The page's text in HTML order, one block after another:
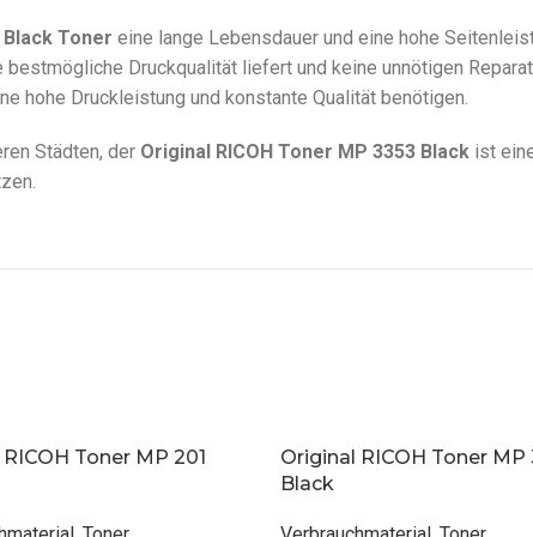
Black Toner eine lange Lebensdauer und eine hohe
Druckqualität liefert und keine unnötigen
hohe Druckleistung und konstante Qualität benötigen.
Städten, der Original RICOH Toner MP 3353 Black ist
Toner MP 201
Original RICOH Toner MP
Black